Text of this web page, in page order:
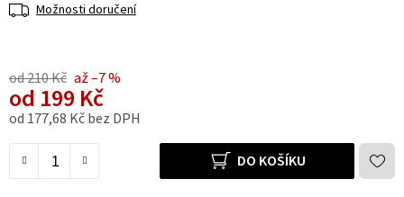
Možnosti doručení
od 210 Kč až –7 %
od 199 Kč
od 177,68 Kčbez DPH
DO KOŠÍKU